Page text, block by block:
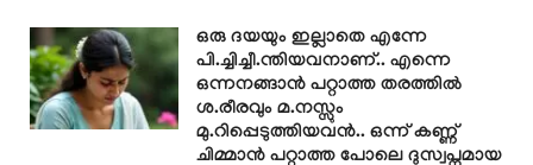
ഒരു ദയയും ഇല്ലാതെ എന്നേ
പി.ച്ചിച്ചീ.ന്തിയവനാണ്.. എന്നെ
ഒന്നനങ്ങാൻ പറ്റാത്ത തരത്തിൽ
ശ.രീരവും മ.നസ്സും
മു.റിപ്പെടുത്തിയവൻ.. ഒന്ന് കണ്ണ്
ചിമ്മാൻ പറ്റാത്ത പോലെ ദുസ്വപ്നമായ